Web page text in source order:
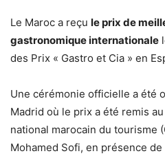
Le Maroc a reçu le prix de
gastronomique internationale
des Prix « Gastro et Cia » en
Une cérémonie officielle a été
Madrid où le prix a été remis
national marocain du tourisme
Mohamed Sofi, en présence de